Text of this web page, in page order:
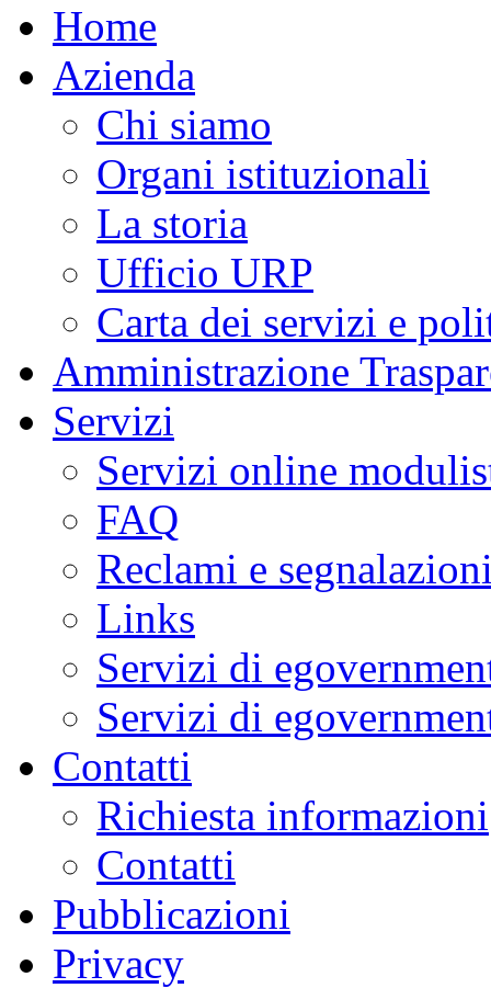
Home
Azienda
Chi siamo
Organi istituzionali
La storia
Ufficio URP
Carta dei servizi e
Amministrazione
Servizi
Servizi online
FAQ
Reclami e
Links
Servizi di
Servizi di
Contatti
Richiesta informazioni
Contatti
Pubblicazioni
Privacy